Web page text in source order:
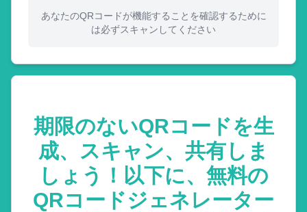
あなたのQRコードが機能することを確認するために
は必ずスキャンしてください
期限のないQRコードを生
成、スキャン、共有しま
しょう！以下に、無料の
QRコードジェネレーター